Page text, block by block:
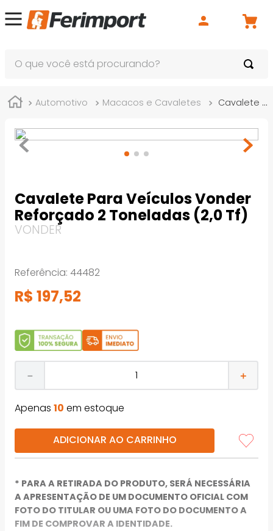
Automotivo Macacos e Cavaletes Cavalete Para Veículos Vonder Reforçado 2 Toneladas (2,0 Tf)
Cavalete Para Veículos Vonder
Reforçado 2 Toneladas (2,0 Tf)
VONDER
Referência: 44482
R$ 197,52
＋
－
Apenas 10 em estoque
ADICIONAR AO CARRINHO
* PARA A RETIRADA DO PRODUTO, SERÁ NECESSÁRIA
A APRESENTAÇÃO DE UM DOCUMENTO OFICIAL COM
FOTO DO TITULAR OU UMA FOTO DO DOCUMENTO A
FIM DE COMPROVAR A IDENTIDADE.